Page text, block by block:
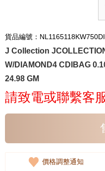
貨品編號：
J Collection
W/DIAMOND4 CDIBAG
24.98 GM
請致電或聯繫客
價格調整通知